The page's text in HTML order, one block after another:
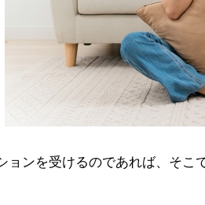
ョンを受けるのであれば、そこ